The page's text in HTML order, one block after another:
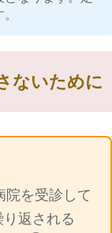
ないために
院を受診して
返される